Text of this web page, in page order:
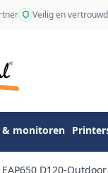
Veilig en
& monitoren
D120-